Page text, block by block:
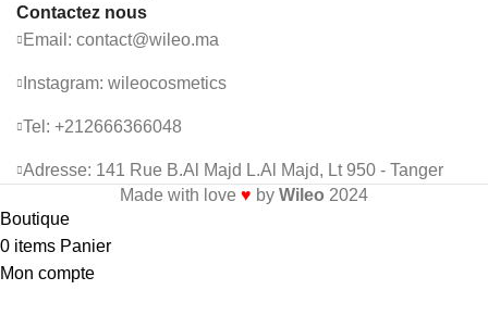
Contactez nous
Email: contact@wileo.ma
Instagram: wileocosmetics
Tel: +212666366048
Adresse: 141 Rue B.Al Majd L.Al Majd, Lt 950 - Tanger
Made with love ♥ by Wileo 2024
Boutique
0 items Panier
Mon compte